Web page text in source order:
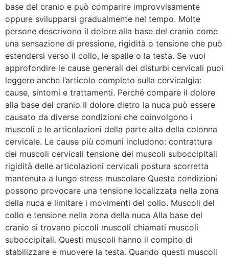
base del cranio e può comparire improvvisamente
oppure svilupparsi gradualmente nel tempo. Molte
persone descrivono il dolore alla base del cranio come
una sensazione di pressione, rigidità o tensione che può
estendersi verso il collo, le spalle o la testa. Se vuoi
approfondire le cause generali dei disturbi cervicali puoi
leggere anche l’articolo completo sulla cervicalgia:
cause, sintomi e trattamenti. Perché compare il dolore
alla base del cranio Il dolore dietro la nuca può essere
causato da diverse condizioni che coinvolgono i
muscoli e le articolazioni della parte alta della colonna
cervicale. Le cause più comuni includono: contrattura
dei muscoli cervicali tensione dei muscoli suboccipitali
rigidità delle articolazioni cervicali postura scorretta
mantenuta a lungo stress muscolare Queste condizioni
possono provocare una tensione localizzata nella zona
della nuca e limitare i movimenti del collo. Muscoli del
collo e tensione nella zona della nuca Alla base del
cranio si trovano piccoli muscoli chiamati muscoli
suboccipitali. Questi muscoli hanno il compito di
stabilizzare e muovere la testa. Quando questi muscoli